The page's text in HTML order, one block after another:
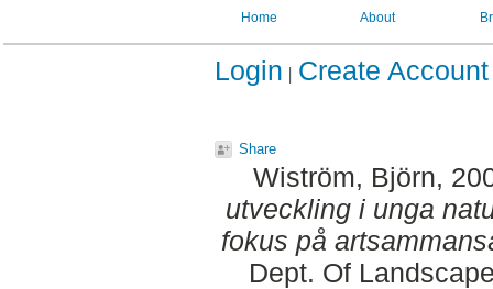
Home About
Login Create Account
Share
Wiström, Björn,
utveckling i unga
fokus på
Dept. Of